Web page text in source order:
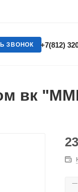
+7(812)
ЗВОНОК
вк